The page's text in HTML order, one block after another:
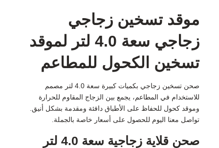
موقد تسخين زجاجي
زجاجي سعة 4.0 لتر لموقد
تسخين الكحول للمطاعم
صحن تسخين زجاجي بكميات كبيرة سعة 4.0 لتر مصمم
للاستخدام في المطاعم، يجمع بين الزجاج المقاوم للحرارة
وموقد كحول للحفاظ على الأطباق دافئة ومقدمة بشكل أنيق.
تواصل معنا اليوم للحصول على أسعار خاصة بالجملة.
صحن قلاية زجاجية سعة 4.0 لتر